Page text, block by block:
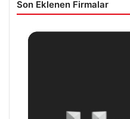
Son Eklenen Firmalar